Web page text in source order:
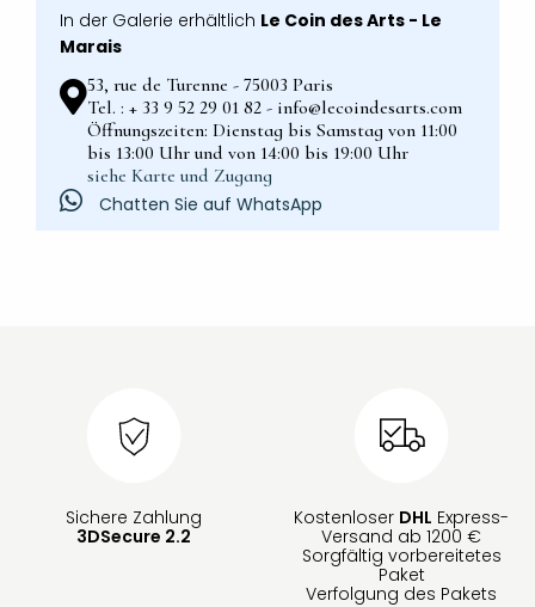
In der Galerie erhältlich Le Coin des Arts - Le
Marais
53, rue de Turenne - 75003 Paris
Tel. : + 33 9 52 29 01 82 - info@lecoindesarts.com
Öffnungszeiten: Dienstag bis Samstag von 11:00
bis 13:00 Uhr und von 14:00 bis 19:00 Uhr
siehe Karte und Zugang
Chatten Sie auf WhatsApp
Sichere Zahlung
3DSecure 2.2
Kostenloser DHL Express-
Versand ab 1200 €
Sorgfältig vorbereitetes
Paket
Verfolgung des Pakets